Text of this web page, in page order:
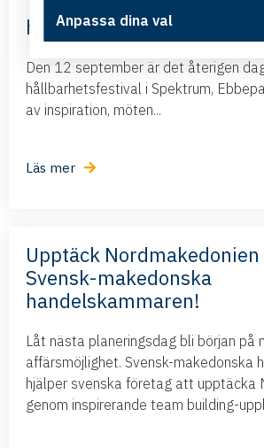
hållbarhetsfestival
Den 12 september är det återigen
hållbarhetsfestival i Spektrum,
av inspiration, möten...
Läs mer
Upptäck Nordmakedonien
Svensk-makedonska
handelskammaren!
Låt nästa planeringsdag bli början på
affärsmöjlighet. Svensk-makedonska
hjälper svenska företag att upptäcka
genom inspirerande team building-
Anpassa dina val